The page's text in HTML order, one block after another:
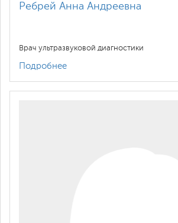
Ребрей Анна Андреевна
Врач ультразвуковой диагностики
Подробнее